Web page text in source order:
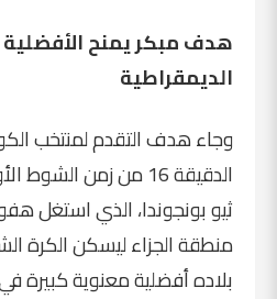
هدف مبكر يمنح
الديمقراطية
وجاء هدف التقدم لمنتخب
الدقيقة 16 من زمن
ثيو بونجوندا، الذي استغل
منطقة الجزاء ليسكن الكرة
بلاده أفضلية معنوية كبيرة في